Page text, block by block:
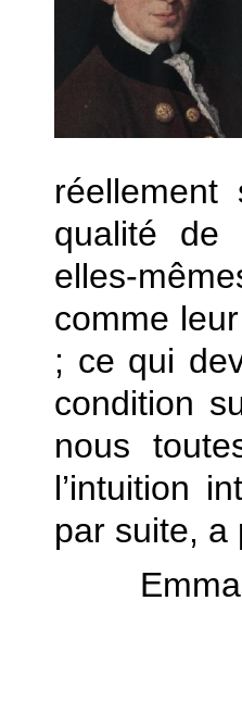
qualité de
elles-
comme
; ce qui
condition
nous
l’intuition
par suite, a